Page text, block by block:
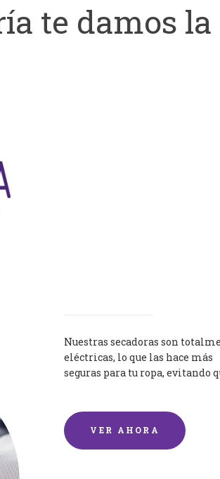
te damos la
Nuestras secadoras son
eléctricas, lo que las hace más
seguras para tu ropa, evitando
VER AHORA